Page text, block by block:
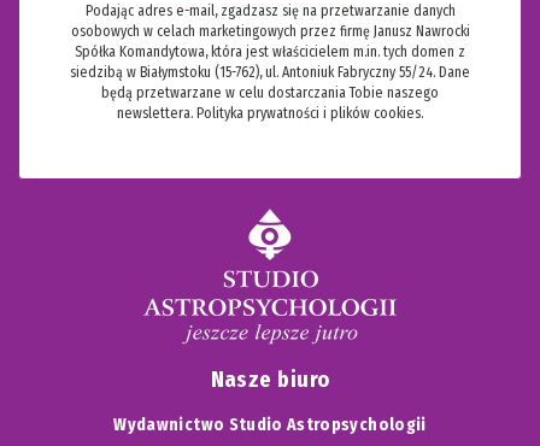
Podając adres e-mail, zgadzasz się na przetwarzanie danych
osobowych w celach marketingowych przez firmę Janusz Nawrocki
Spółka Komandytowa, która jest właścicielem m.in. tych domen z
siedzibą w Białymstoku (15-762), ul. Antoniuk Fabryczny 55/24. Dane
będą przetwarzane w celu dostarczania Tobie naszego
newslettera. Polityka prywatności i plików cookies.
Nasze biuro
Wydawnictwo Studio Astropsychologii